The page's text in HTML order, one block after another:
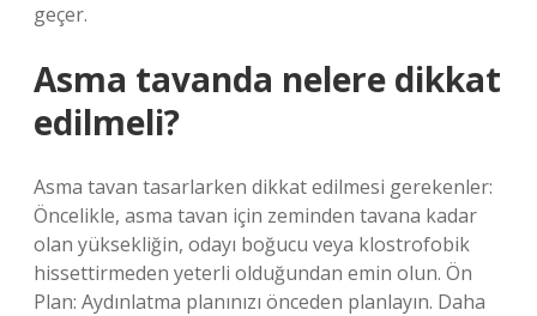
geçer.
Asma tavanda nelere dikkat
edilmeli?
Asma tavan tasarlarken dikkat edilmesi gerekenler:
Öncelikle, asma tavan için zeminden tavana kadar
olan yüksekliğin, odayı boğucu veya klostrofobik
hissettirmeden yeterli olduğundan emin olun. Ön
Plan: Aydınlatma planınızı önceden planlayın. Daha